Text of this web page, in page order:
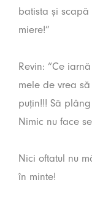
batista și
miere!”
Revin: “Ce
mele de vrea
puțin!!! Să plâng
Nimic nu face
Nici oftatul nu
în minte!